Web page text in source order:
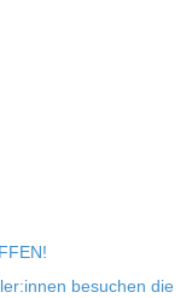
besu­chen die